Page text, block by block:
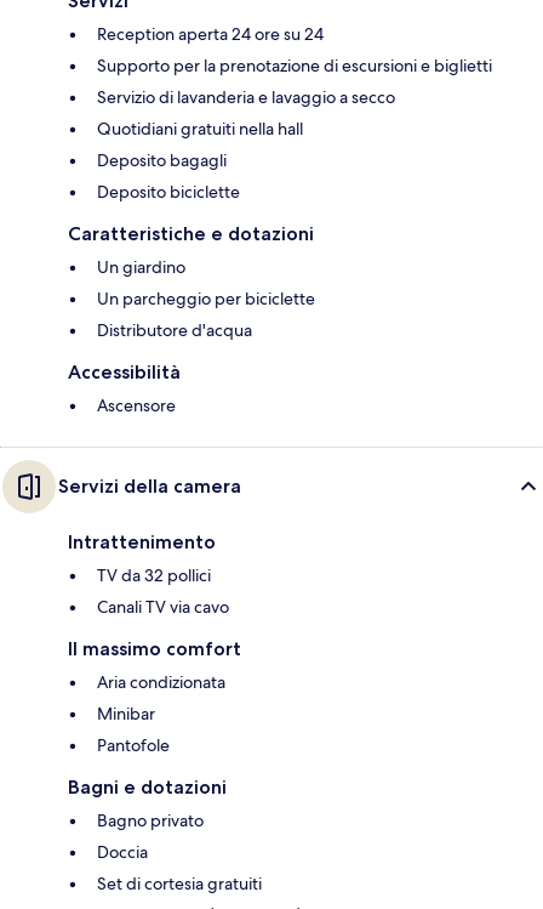
Reception aperta 24 ore su 24
Supporto per la prenotazione di escursioni e biglietti
Servizio di lavanderia e lavaggio a secco
Quotidiani gratuiti nella hall
Deposito bagagli
Deposito biciclette
Caratteristiche e dotazioni
Un giardino
Un parcheggio per biciclette
Distributore d'acqua
Accessibilità
Ascensore
Servizi della camera
Intrattenimento
TV da 32 pollici
Canali TV via cavo
Il massimo comfort
Aria condizionata
Minibar
Pantofole
Bagni e dotazioni
Bagno privato
Doccia
Set di cortesia gratuiti